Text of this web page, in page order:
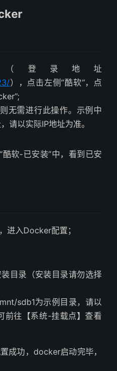
（登录地址
），点击左侧“酷软“，点
无需进行此操作。示例中
请以实际IP地址为准。
软-已安装”中，看到已安
进入Docker配置；
目录（安装目录请勿选择
sdb1为示例目录，请以
前往【系统-挂载点】查看
成功，docker启动完毕，